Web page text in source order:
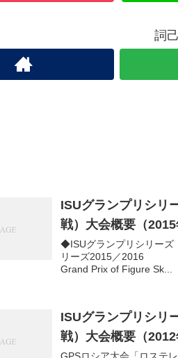
詞
ISUグランプリシリ
戦）大会概要（2015
◆ISUグランプリシリーズ
リーズ2015／2016
Grand Prix of Figure Sk...
ISUグランプリシリ
戦）大会概要（2012